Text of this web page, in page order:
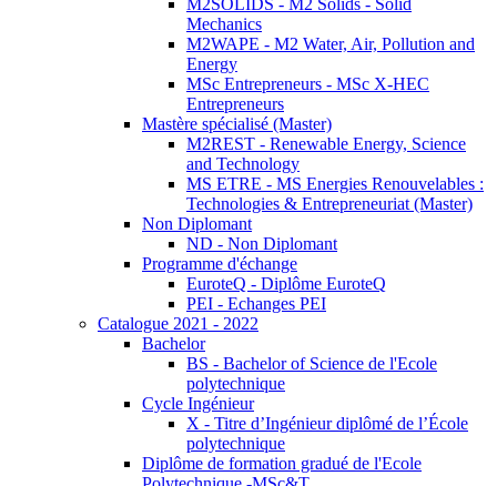
M2SOLIDS - M2 Solids - Solid
Mechanics
M2WAPE - M2 Water, Air, Pollution and
Energy
MSc Entrepreneurs - MSc X-HEC
Entrepreneurs
Mastère spécialisé (Master)
M2REST - Renewable Energy, Science
and Technology
MS ETRE - MS Energies Renouvelables :
Technologies & Entrepreneuriat (Master)
Non Diplomant
ND - Non Diplomant
Programme d'échange
EuroteQ - Diplôme EuroteQ
PEI - Echanges PEI
Catalogue 2021 - 2022
Bachelor
BS - Bachelor of Science de l'Ecole
polytechnique
Cycle Ingénieur
X - Titre d’Ingénieur diplômé de l’École
polytechnique
Diplôme de formation gradué de l'Ecole